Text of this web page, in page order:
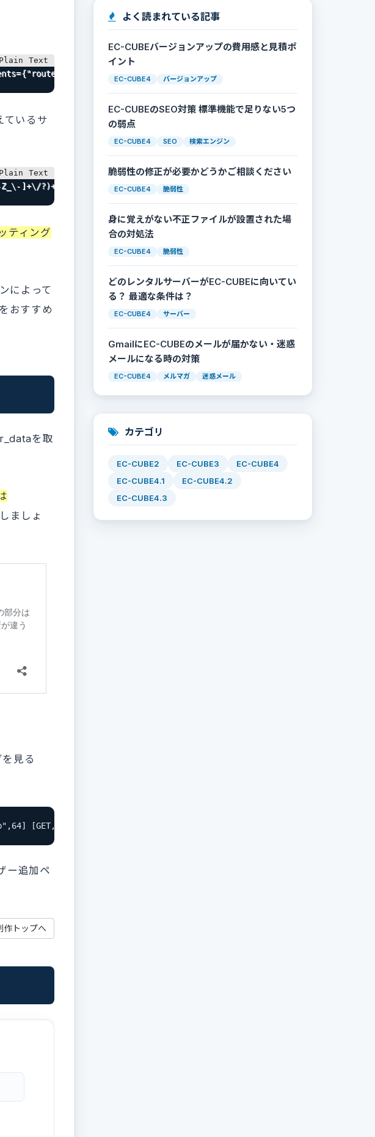
"([0-9a-zA-Z_\-]+\/?)+(?<!\/)"}, methods={"GET"})
ているサ
]+\/?)+(?<!\/)"}, methods={"GET"})
ティング
によって
おすすめ
を取
ましょ
見る
ー追加ペ
作トップへ
よく読まれている記事
EC-CUBEバージョンアップの費用感と見積ポ
イント
EC-CUBE4 バージョンアップ
EC-CUBEのSEO対策 標準機能で足りない5つ
の弱点
EC-CUBE4 SEO 検索エンジン
脆弱性の修正が必要かどうかご相談ください
EC-CUBE4 脆弱性
身に覚えがない不正ファイルが設置された場
合の対処法
EC-CUBE4 脆弱性
どのレンタルサーバーがEC-CUBEに向いてい
る？ 最適な条件は？
EC-CUBE4 サーバー
GmailにEC-CUBEのメールが届かない・迷惑
メールになる時の対策
EC-CUBE4 メルマガ 迷惑メール
カテゴリ
EC-CUBE2 EC-CUBE3
EC-CUBE4
EC-CUBE4.1
EC-CUBE4.2
EC-CUBE4.3